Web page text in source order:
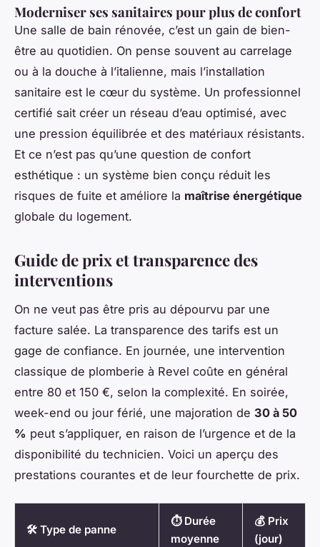
Moderniser ses sanitaires pour plus de confort
Une salle de bain rénovée, c’est un gain de bien-
être au quotidien. On pense souvent au carrelage
ou à la douche à l’italienne, mais l’installation
sanitaire est le cœur du système. Un professionnel
certifié sait créer un réseau d’eau optimisé, avec
une pression équilibrée et des matériaux résistants.
Et ce n’est pas qu’une question de confort
esthétique : un système bien conçu réduit les
risques de fuite et améliore la maîtrise énergétique
globale du logement.
Guide de prix et transparence des
interventions
On ne veut pas être pris au dépourvu par une
facture salée. La transparence des tarifs est un
gage de confiance. En journée, une intervention
classique de plomberie à Revel coûte en général
entre 80 et 150 €, selon la complexité. En soirée,
week-end ou jour férié, une majoration de 30 à 50
% peut s’appliquer, en raison de l’urgence et de la
disponibilité du technicien. Voici un aperçu des
prestations courantes et de leur fourchette de prix.
🛠️ Type de panne
⏱️ Durée
moyenne
💰 Prix
(jour)